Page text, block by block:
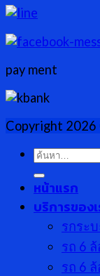
pay ment
Copyright
ค้นหา:
หน้าแรก
บริการของ
รกระ
รถ 6
รถ 6